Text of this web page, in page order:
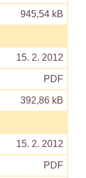
945,54 kB
15. 2. 2012
PDF
392,86 kB
15. 2. 2012
PDF